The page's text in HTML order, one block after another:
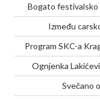
Bogato festivalsko
Između
Program SKC-a
Ognjenka
Svečano